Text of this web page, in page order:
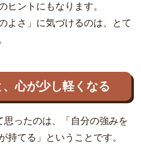
ヒントにもなります。
よさ」に気づけるのは、とて
心が少し軽くなる
ったのは、「自分の強みを
持てる」ということです。